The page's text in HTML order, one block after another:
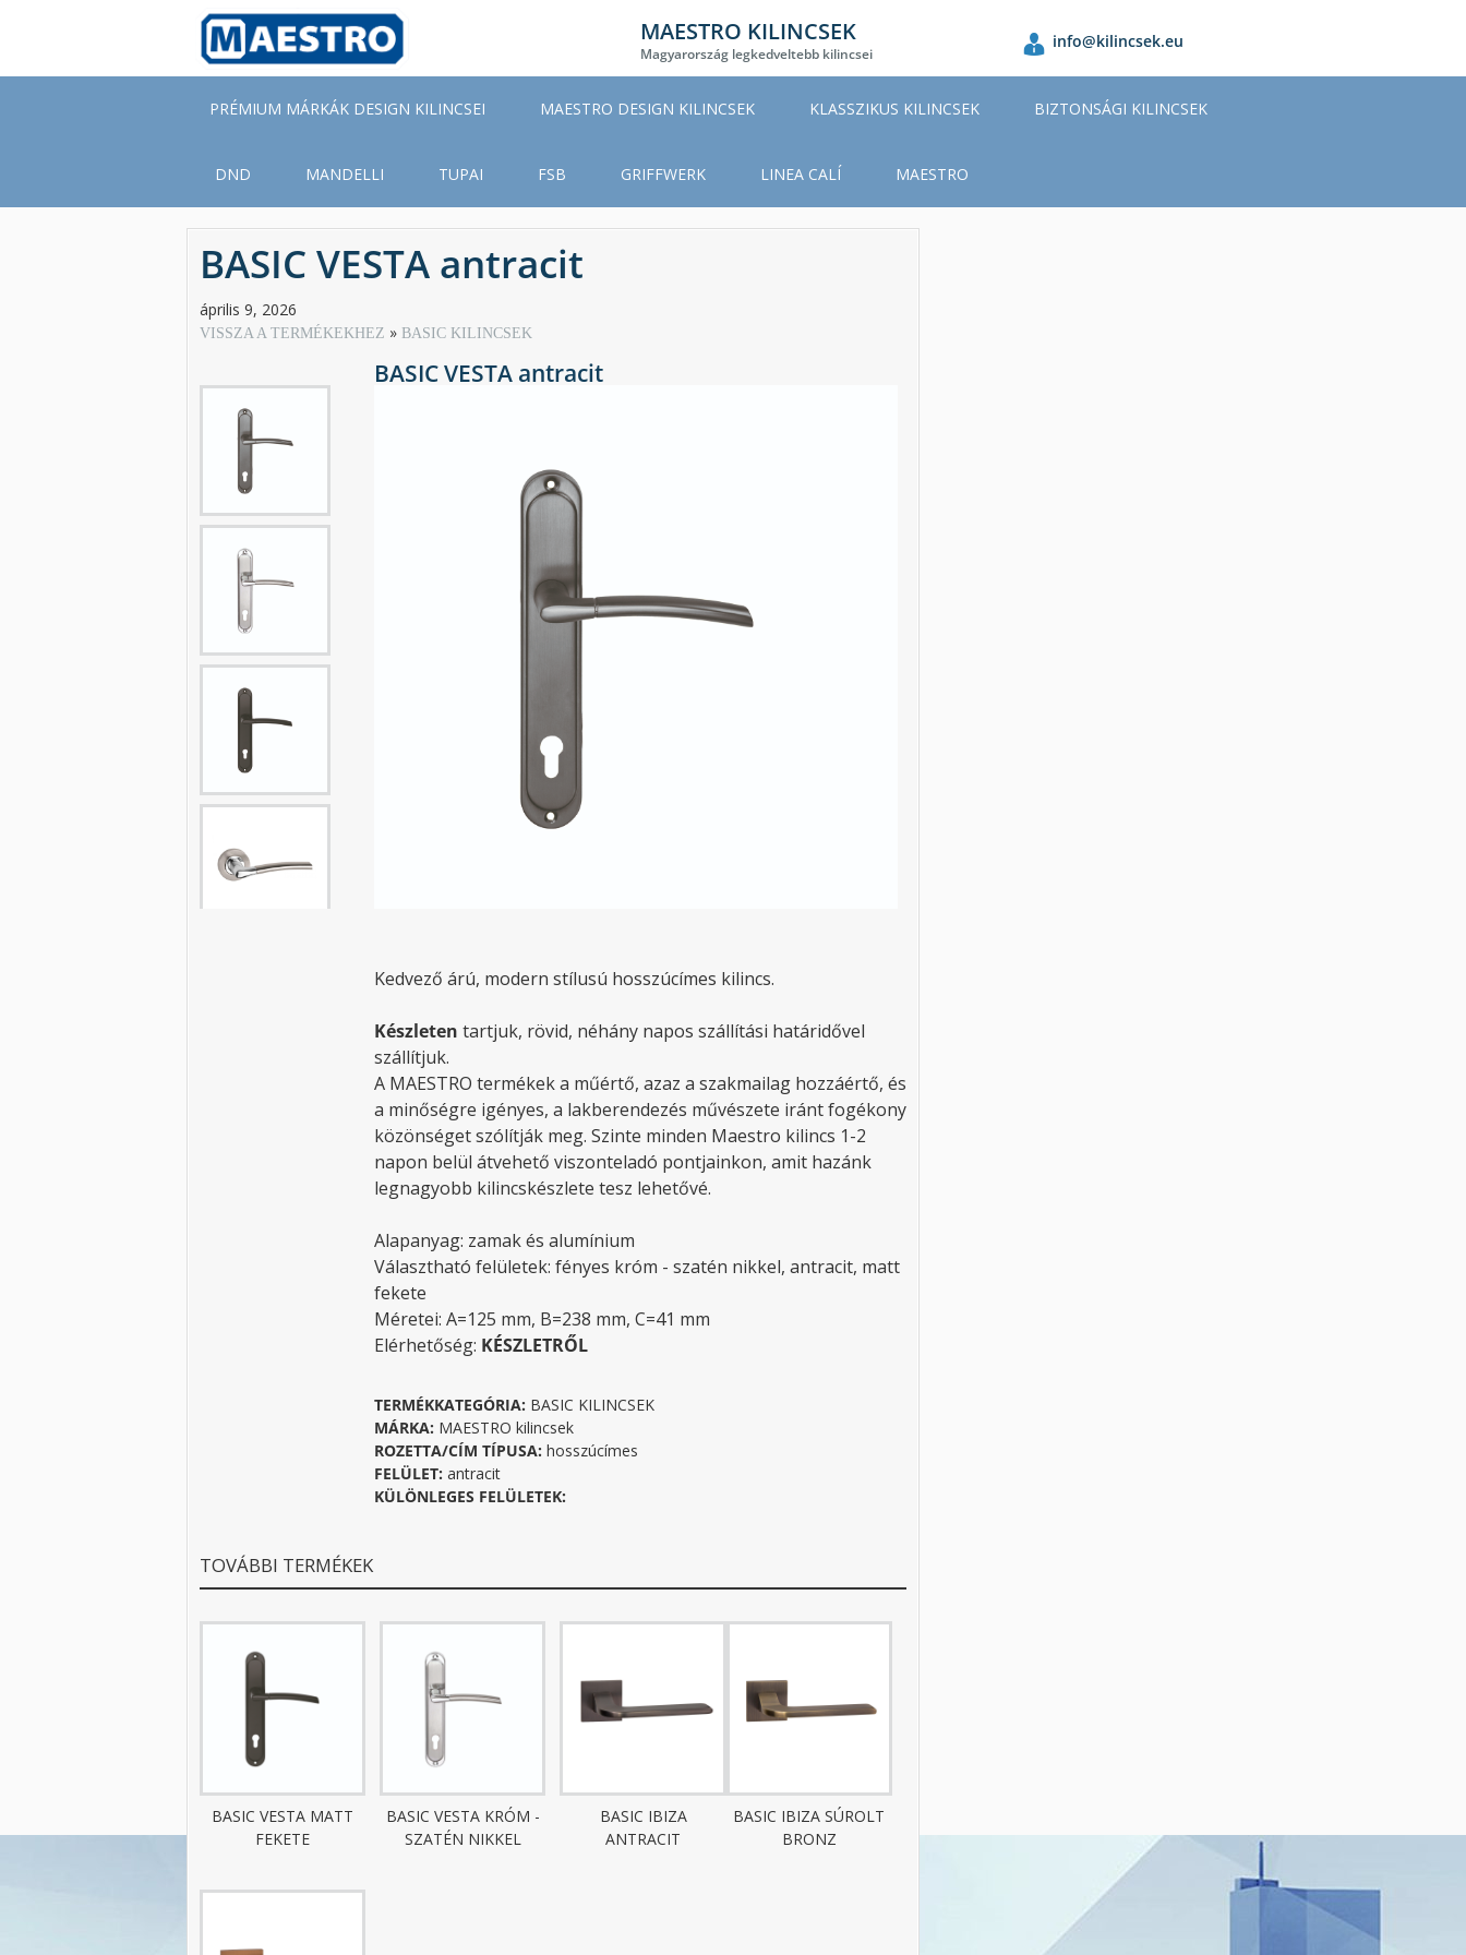
content
MAESTRO KILINCSEK
Magyarország legkedveltebb kilincsei
info@kilincsek.eu
PRÉMIUM MÁRKÁK DESIGN KILINCSEI MAESTRO DESIGN KILINCSEK KLASSZIKUS KILINCSEK BIZTONSÁGI KILINCSEK
DND MANDELLI TUPAI FSB GRIFFWERK LINEA CALÍ MAESTRO
BASIC VESTA antracit
április 9, 2026
VISSZA A TERMÉKEKHEZ BASIC KILINCSEK
BASIC VESTA antracit
Kedvező árú, modern stílusú hosszúcímes kilincs.
Készleten tartjuk, rövid, néhány napos szállítási határidővel
szállítjuk.
A MAESTRO termékek a műértő, azaz a szakmailag hozzáértő, és
a minőségre igényes, a lakberendezés művészete iránt fogékony
közönséget szólítják meg. Szinte minden Maestro kilincs 1-2
napon belül átvehető viszonteladó pontjainkon, amit hazánk
legnagyobb kilincskészlete tesz lehetővé.
Alapanyag: zamak és alumínium
Választható felületek: fényes króm - szatén nikkel, antracit, matt
fekete
Méretei: A=125 mm, B=238 mm, C=41 mm
Elérhetőség: KÉSZLETRŐL
TERMÉKKATEGÓRIA: BASIC KILINCSEK
MÁRKA: MAESTRO kilincsek
ROZETTA/CÍM TÍPUSA: hosszúcímes
FELÜLET: antracit
KÜLÖNLEGES FELÜLETEK:
TOVÁBBI TERMÉKEK
BASIC VESTA MATT
FEKETE
BASIC VESTA KRÓM -
SZATÉN NIKKEL
BASIC IBIZA
ANTRACIT
BASIC IBIZA SÚROLT
BRONZ